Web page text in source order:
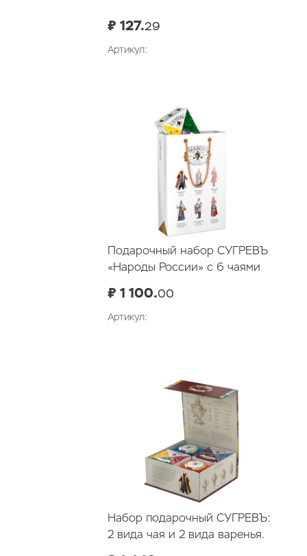
₽ 127.29
Артикул:
Подарочный набор СУГРЕВЪ
«Народы России» с 6 чаями
₽ 1 100.00
Артикул:
Набор подарочный СУГРЕВЪ:
2 вида чая и 2 вида варенья.